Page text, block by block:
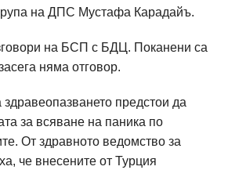
на ДПС Мустафа Карадайъ.
на БСП с БДЦ. Поканени са
няма отговор.
предстои да
за всяване на паника по
От здравното ведомство за
че внесените от Турция